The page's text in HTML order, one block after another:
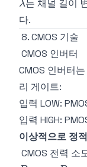
-
λ는 채널 길이
다.
8. CMOS 기술
CMOS 인버터
CMOS 인버터
리 게이트:
입력 LOW:
입력 HIGH:
이상적으로 정
CMOS 전력 소